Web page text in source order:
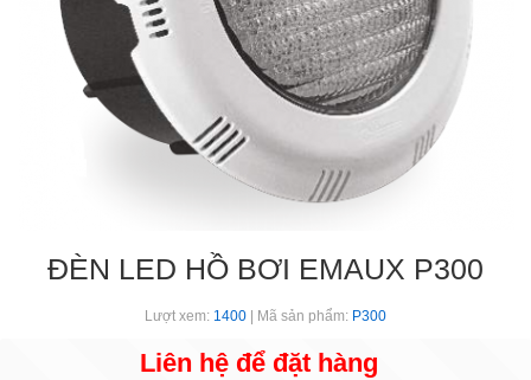
ĐÈN LED HỒ BƠI EMAUX P300
Lượt xem: 1400 | Mã sản phẩm: P300
Liên hệ để đặt hàng